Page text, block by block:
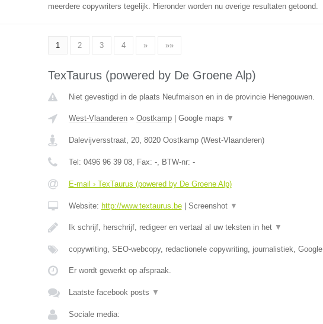
meerdere copywriters tegelijk. Hieronder worden nu overige resultaten getoond.
1 2 3 4 » »»
TexTaurus (powered by De Groene Alp)
Niet gevestigd in de plaats Neufmaison en in de provincie Henegouwen.
West-Vlaanderen» Oostkamp| Google maps ▼
Dalevijversstraat, 20, 8020 Oostkamp(West-Vlaanderen)
Tel: 0496 96 39 08, Fax: -, BTW-nr: -
E-mail › TexTaurus (powered by De Groene Alp)
Website: http://www.textaurus.be| Screenshot ▼
Ik schrijf, herschrijf, redigeer en vertaal al uw teksten in het ▼
copywriting, SEO-webcopy, redactionele copywriting, journalistiek, Google
Er wordt gewerkt op afspraak.
Laatste facebook posts ▼
Sociale media: